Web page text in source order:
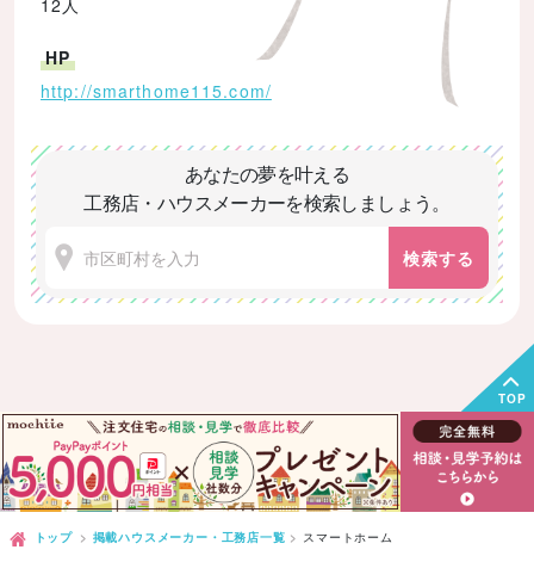
12人
HP
http://smarthome115.com/
あなたの夢を叶える
工務店・ハウスメーカーを検索しましょう。
検索する
TOP
トップ 掲載ハウスメーカー・工務店一覧 スマートホーム